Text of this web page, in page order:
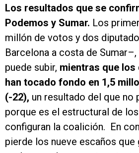
Los resultados que se
Podemos y Sumar. Los
millón de votos y dos
Barcelona a costa de
puede subir, mientras que los
han tocado fondo en 1,5
(-22), un resultado del que no
porque es el estructural de
configuran la coalición. En
pierde los nueve escaños que